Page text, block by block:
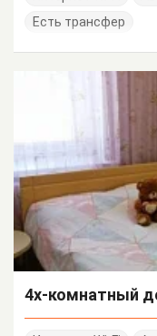
Есть трансфер
4х-комнатный